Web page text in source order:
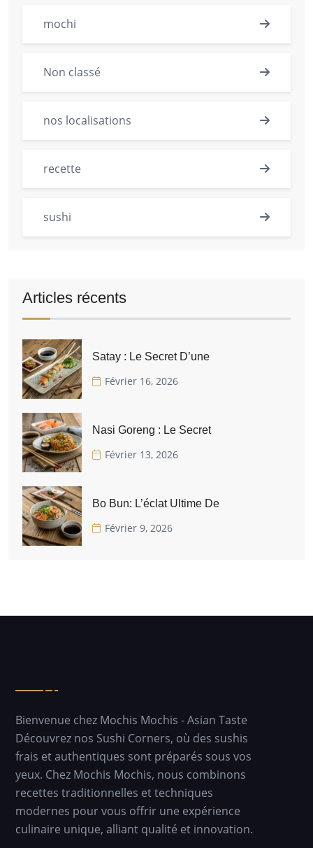
mochi
Non classé
nos localisations
recette
sushi
Articles récents
Satay : Le Secret D’une
Février 16, 2026
Nasi Goreng : Le Secret
Février 13, 2026
Bo Bun: L’éclat Ultime De
Février 9, 2026
Bienvenue chez Mochis Mochis - Asian Taste
Découvrez nos Sushi Corners, où des sushis
frais et authentiques sont préparés sous vos
yeux. Chez Mochis Mochis, nous combinons
recettes traditionnelles et techniques
modernes pour vous offrir une expérience
culinaire unique, alliant qualité et innovation.